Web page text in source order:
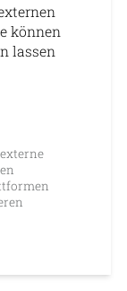
können
lassen